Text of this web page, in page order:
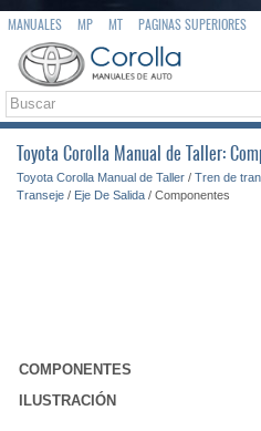
MANUALES MP MT PAGINAS SUPERIORES
Toyota Corolla Manual de Taller:
Toyota Corolla Manual de Taller / Tren de
Transeje / Eje De Salida / Componentes
COMPONENTES
ILUSTRACIÓN